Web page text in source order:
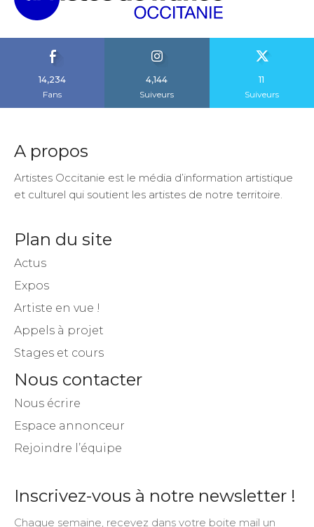
14,234
Fans
4,144
Suiveurs
11
Suiveurs
A propos
Artistes Occitanie est le média d’information artistique
et culturel qui soutient les artistes de notre territoire.
Plan du site
Actus
Expos
Artiste en vue !
Appels à projet
Stages et cours
Nous contacter
Nous écrire
Espace annonceur
Rejoindre l’équipe
Inscrivez-vous à notre newsletter !
Chaque semaine, recevez dans votre boite mail un